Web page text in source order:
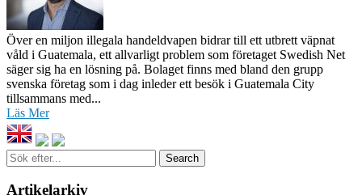
Över en miljon illegala handeldvapen bidrar till ett utbrett väpnat
våld i Guatemala, ett allvarligt problem som företaget Swedish Net
säger sig ha en lösning på. Bolaget finns med bland den grupp
svenska företag som i dag inleder ett besök i Guatemala City
tillsammans med...
Läs Mer
Sök
efter...
Artikelarkiv